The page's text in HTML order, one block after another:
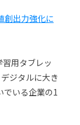
創出力強化に
用タブレッ
ジタルに大き
でいる企業の1